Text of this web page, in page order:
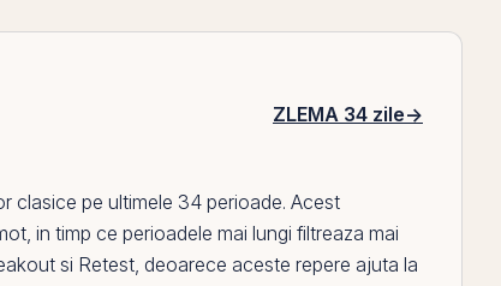
ZLEMA 34 zile→
clasice pe ultimele 34 perioade. Acest
in timp ce perioadele mai lungi filtreaza mai
si Retest, deoarece aceste repere ajuta la